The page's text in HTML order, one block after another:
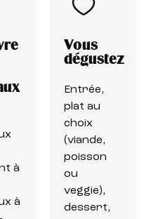
à
à
Vous
dégustez
Entrée,
plat au
choix
(viande,
poisson
ou
veggie),
dessert,